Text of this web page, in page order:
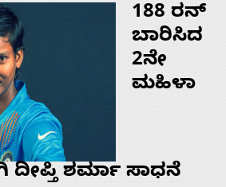
188 ರನ್
ಬಾರಿಸಿದ
2ನೇ
ಮಹಿಳಾ
ಶರ್ಮಾ ಸಾಧನೆ